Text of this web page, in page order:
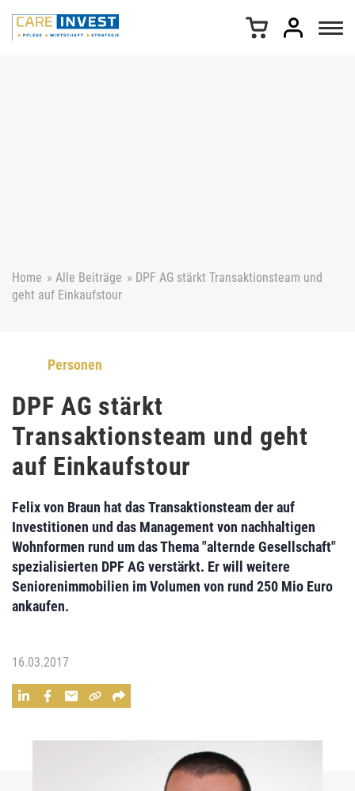
Home » Alle Beiträge » DPF AG stärkt Transaktionsteam und
geht auf Einkaufstour
Personen
DPF AG stärkt
Transaktionsteam und geht
auf Einkaufstour
Felix von Braun hat dasTransaktionsteamder auf
Investitionen und das Management von nachhaltigen
Wohnformen rund um das Thema "alternde Gesellschaft"
spezialisierten DPF AG verstärkt. Er will weitere
Seniorenimmobilien imVolumen von rund 250 Mio Euro
ankaufen.
16.03.2017